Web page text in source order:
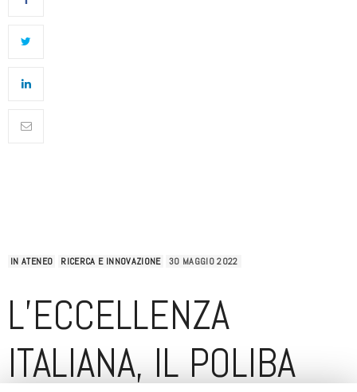
IN ATENEO RICERCA E INNOVAZIONE 30 MAGGIO 2022
L’ECCELLENZA
ITALIANA, IL POLIBA